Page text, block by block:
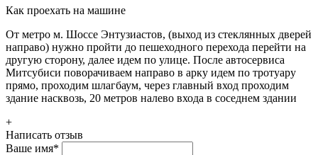
Как проехать на машине
От метро м. Шоссе Энтузиастов, (выход из стеклянных дверей
направо) нужно пройти до пешеходного перехода перейти на
другую сторону, далее идем по улице. После автосервиса
Митсубиси поворачиваем направо в арку идем по тротуару
прямо, проходим шлагбаум, через главный вход проходим
здание насквозь, 20 метров налево входа в соседнем здании
+
Написать отзыв
Ваше имя*